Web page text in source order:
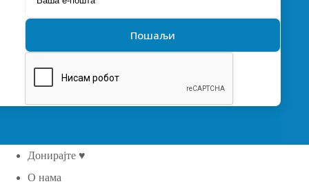
Донирајте ♥
О нама